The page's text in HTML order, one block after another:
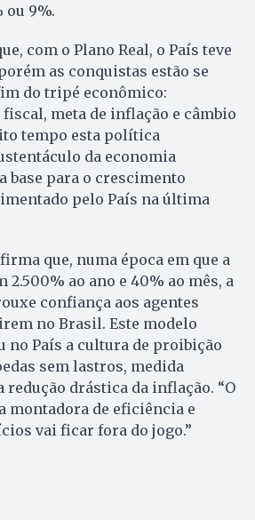
ou 9%.
com o Plano Real, o País teve
as conquistas estão se
do tripé econômico:
meta de inflação e câmbio
tempo esta política
da economia
base para o crescimento
pelo País na última
que, numa época em que a
2.500% ao ano e 40% ao mês, a
confiança aos agentes
no Brasil. Este modelo
no País a cultura de proibição
sem lastros, medida
drástica da inflação. “O
montadora de eficiência e
vai ficar fora do jogo.”